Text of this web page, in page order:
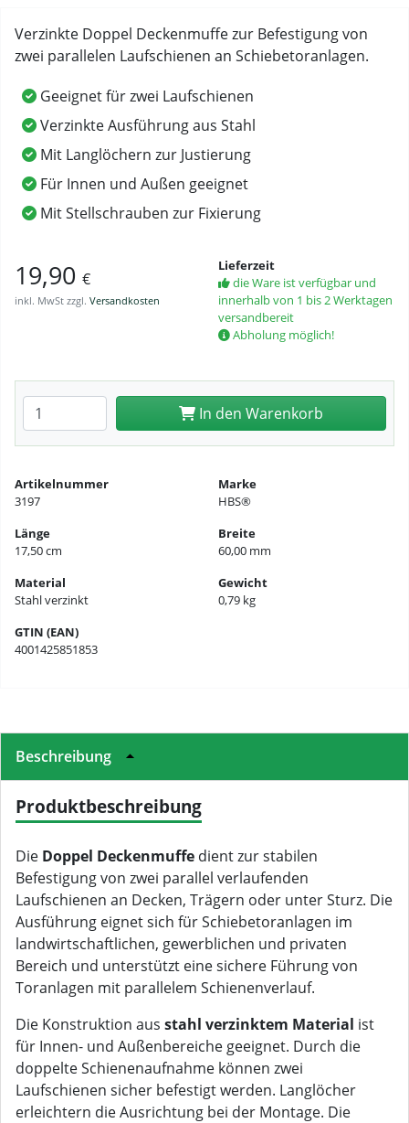
Verzinkte Doppel Deckenmuffe zur Befestigung von
zwei parallelen Laufschienen an Schiebetoranlagen.
Geeignet für zwei Laufschienen
Verzinkte Ausführung aus Stahl
Mit Langlöchern zur Justierung
Für Innen und Außen geeignet
Mit Stellschrauben zur Fixierung
19,90 €
inkl. MwSt zzgl. Versandkosten
Lieferzeit
die Ware ist verfügbar und
innerhalb von 1 bis 2 Werktagen
versandbereit
Abholung möglich!
Anzahl eingeben In den Warenkorb
Artikelnummer
3197
Marke
HBS®
Länge
17,50 cm
Breite
60,00 mm
Material
Stahl verzinkt
Gewicht
0,79 kg
GTIN (EAN)
4001425851853
Beschreibung
Produktbeschreibung
Die Doppel Deckenmuffe dient zur stabilen
Befestigung von zwei parallel verlaufenden
Laufschienen an Decken, Trägern oder unter Sturz. Die
Ausführung eignet sich für Schiebetoranlagen im
landwirtschaftlichen, gewerblichen und privaten
Bereich und unterstützt eine sichere Führung von
Toranlagen mit parallelem Schienenverlauf.
Die Konstruktion aus stahl verzinktem Material ist
für Innen- und Außenbereiche geeignet. Durch die
doppelte Schienenaufnahme können zwei
Laufschienen sicher befestigt werden. Langlöcher
erleichtern die Ausrichtung bei der Montage. Die